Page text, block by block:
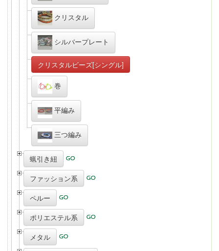
クリスタル
シルバープレート
クリスタルビーズ[シングル]
巻
平編み
三つ編み
蝋引き紐
ファッション系
ペルー
ポリエステル系
メタル